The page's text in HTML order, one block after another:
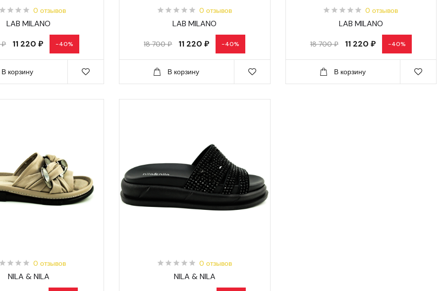
0 отзывов
LAB MILANO
₽ 11 220 ₽ -40%
В корзину
0 отзывов
LAB MILANO
18 700 ₽ 11 220 ₽ -40%
В корзину
0 отзывов
LAB MILANO
18 700 ₽ 11 220 ₽ -40%
В корзину
0 отзывов
NILA & NILA
0 отзывов
NILA & NILA